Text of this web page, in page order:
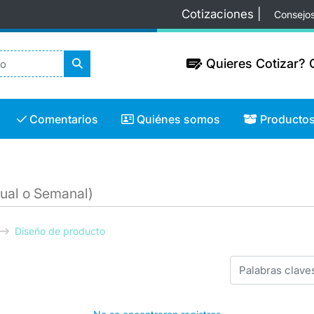
Cotizaciones |
Quieres Cotizar?
Quieres Cotizar?
Comentarios
Comentarios Quiénes somos
Quiénes somos Productos
Productos
o Semanal)
Diseño de producto